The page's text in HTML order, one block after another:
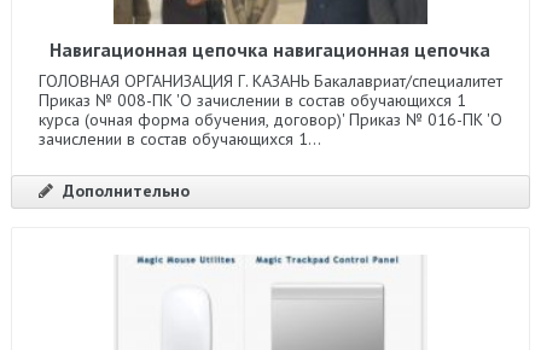
Навигационная цепочка навигационная цепочка
ГОЛОВНАЯ ОРГАНИЗАЦИЯ Г. КАЗАНЬ Бакалавриат/специалитет
Приказ № 008-ПК 'О зачислении в состав обучающихся 1
курса (очная форма обучения, договор)' Приказ № 016-ПК 'О
зачислении в состав обучающихся 1...
Дополнительно